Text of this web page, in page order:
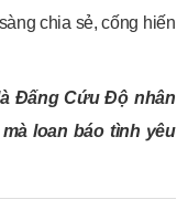
chia sẻ, cống hiến
Đấng Cứu Độ nhân
loan báo tình yêu